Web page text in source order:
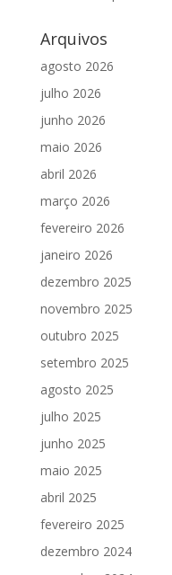
Arquivos
agosto 2026
julho 2026
junho 2026
maio 2026
abril 2026
março 2026
fevereiro 2026
janeiro 2026
dezembro 2025
novembro 2025
outubro 2025
setembro 2025
agosto 2025
julho 2025
junho 2025
maio 2025
abril 2025
fevereiro 2025
dezembro 2024